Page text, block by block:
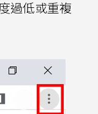
過低或重複